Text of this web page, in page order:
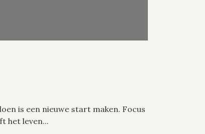
is een nieuwe start maken. Focus
het leven...